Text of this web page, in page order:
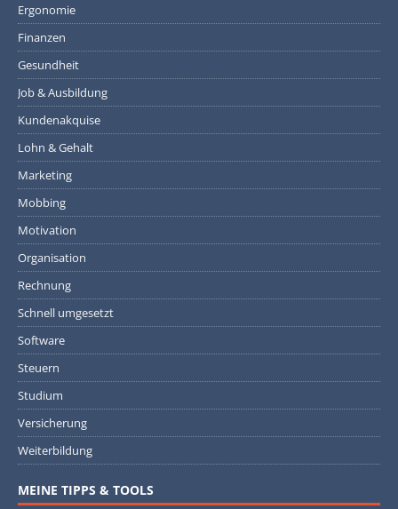
Ergonomie
Finanzen
Gesundheit
Job & Ausbildung
Kundenakquise
Lohn & Gehalt
Marketing
Mobbing
Motivation
Organisation
Rechnung
Schnell umgesetzt
Software
Steuern
Studium
Versicherung
Weiterbildung
MEINE TIPPS & TOOLS